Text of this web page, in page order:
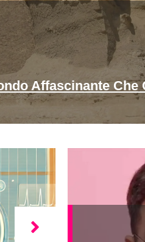
Affascinante Che